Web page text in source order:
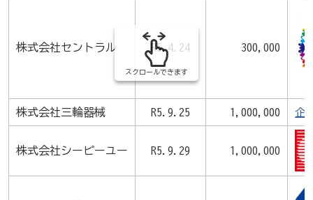
株式会社セントラル R5.4.24 300,000
株式会社三輪器械 R5.9.25 1,000,000 企
株式会社シーピーユー R5.9.29 1,000,000
スクロールできます